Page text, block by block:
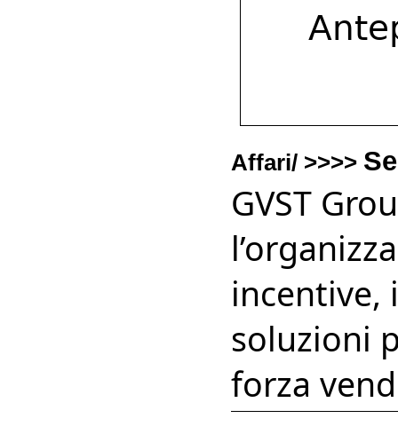
Affari/ >>>>
GVST
incentive,
soluzioni
forza